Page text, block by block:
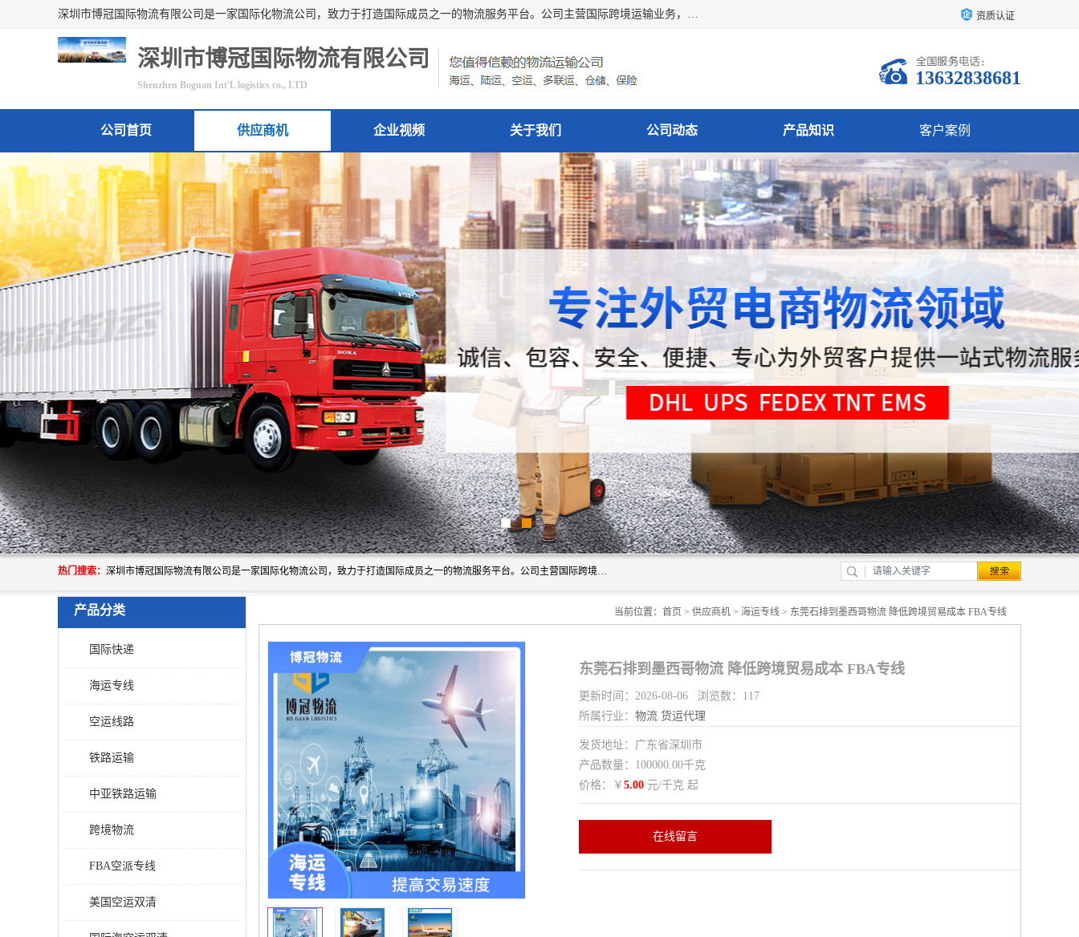
深圳市博冠国际物流有限公司是一家国际化物流公司，致力于打造国际成员之一的物流服务平台。公司主营国际跨境运输业务，提供国际快递、FBA空派专线、国际海空运、国际空运专线、中欧铁路运输等国际海空运、国际快递、国际铁路运输及跨境专线物流等各类进出口运输方面的业务。 资质认证
深圳市博冠国际物流有限公司
Shenzhen Boguan Int'L logistics co., LTD 13632838681
公司首页 供应商机 企业视频 关于我们 公司动态 产品知识 客户案例
联系方式
热门搜索： 深圳市博冠国际物流有限公司是一家国际化物流公司，致力于打造国际成员之一的物流服务平台。公司主营国际跨境运输业务，提供国际快递、FBA空派专线、国际海空运、国际空运专线、中欧铁路运输等国际海空运、国际快递、国际铁路运输及跨境专线物流等各类进出口运输方面的业务。
产品分类
国际快递
海运专线
空运线路
铁路运输
中亚铁路运输
跨境物流
FBA空派专线
美国空运双清
当前位置： 首页 > 供应商机 > 海运专线 > 东莞石排到墨西哥物流 降低跨境贸易成本 FBA专线
东莞石排到墨西哥物流 降低跨境贸易成本 FBA专线
更新时间：2026-08-06 浏览数：117
所属行业： 物流 货运代理
发货地址：广东省深圳市
产品数量：100000.00千克
价格：￥ 5.00 元/千克 起
在线留言